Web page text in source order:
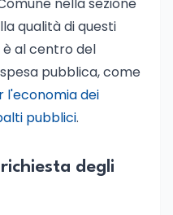
qualità di questi
al centro del
pubblica, come
l'economia dei
pubblici.
degli